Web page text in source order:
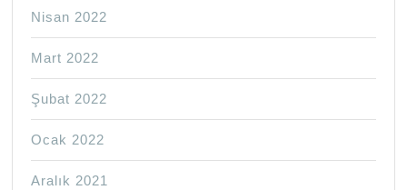
Nisan 2022
Mart 2022
Şubat 2022
Ocak 2022
Aralık 2021